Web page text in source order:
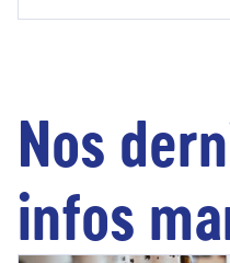
Nos
infos